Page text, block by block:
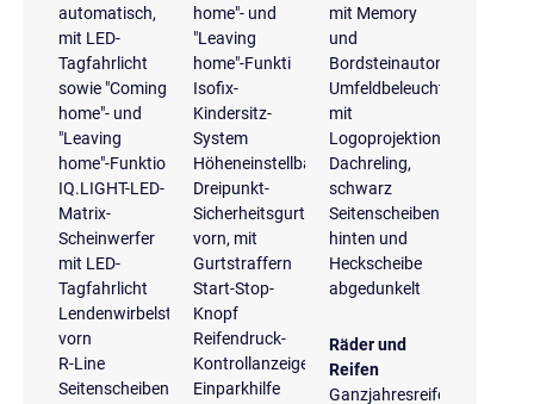
automatisch,
mit LED-
Tagfahrlicht
sowie "Coming
home"- und
"Leaving
home"-Funktio
IQ.LIGHT-LED-
Matrix-
Scheinwerfer
mit LED-
Tagfahrlicht
Lendenwirbelstützen
vorn
R-Line
Seitenscheiben
home"- und
"Leaving
home"-Funkti
Isofix-
Kindersitz-
System
Höheneinstellbare
Dreipunkt-
Sicherheitsgurte
vorn, mit
Gurtstraffern
Start-Stop-
Knopf
Reifendruck-
Kontrollanzeige
Einparkhilfe
mit Memory
und
Bordsteinautomatik
Umfeldbeleuchtung
mit
Logoprojektion
Dachreling,
schwarz
Seitenscheiben
hinten und
Heckscheibe
abgedunkelt
Räder und
Reifen
Ganzjahresreifen